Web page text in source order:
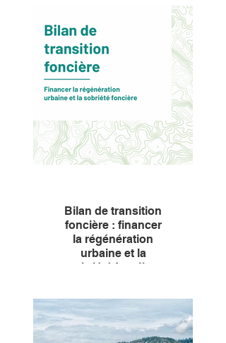
janvier par l’Institut de la
Transition foncière, Camille
avocates en droit de
l’environnement et de
l’urbanisme, décrivent
comment le juge administratif a
précisé l’application du ZAN
ces dernières années.
Bilan de transition
foncière : financer
la régénération
urbaine et la
sobriété foncière
foncière présente son rapport
sur le bilan de transition
Un outil permettant notamment
d’intégrer la dette écologique